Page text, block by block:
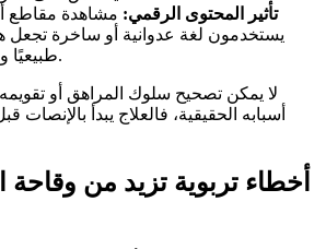
تأثير المحتوى الرقمي: مشاهدة مقاطع
يستخدمون لغة عدوانية أو ساخرة تجعل
طبيعيًا ومقبولًا في نظره.
لا يمكن تصحيح سلوك المراهق أو
أسبابه الحقيقية، فالعلاج يبدأ بالإنصات